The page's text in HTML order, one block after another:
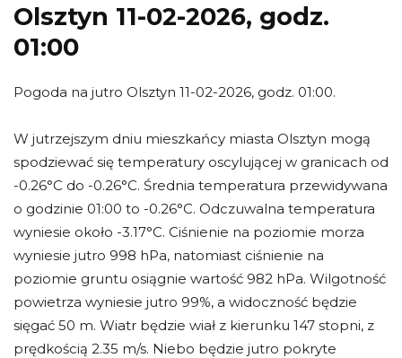
Olsztyn 11-02-2026, godz.
01:00
Pogoda na jutro Olsztyn 11-02-2026, godz. 01:00.
W jutrzejszym dniu mieszkańcy miasta Olsztyn mogą
spodziewać się temperatury oscylującej w granicach od
-0.26°C do -0.26°C. Średnia temperatura przewidywana
o godzinie 01:00 to -0.26°C. Odczuwalna temperatura
wyniesie około -3.17°C. Ciśnienie na poziomie morza
wyniesie jutro 998 hPa, natomiast ciśnienie na
poziomie gruntu osiągnie wartość 982 hPa. Wilgotność
powietrza wyniesie jutro 99%, a widoczność będzie
sięgać 50 m. Wiatr będzie wiał z kierunku 147 stopni, z
prędkością 2.35 m/s. Niebo będzie jutro pokryte